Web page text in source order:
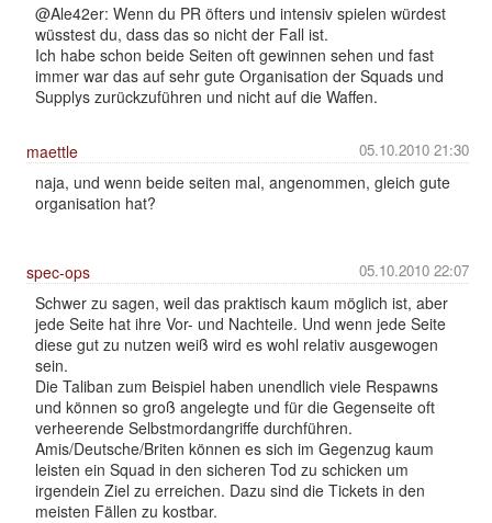
@Ale42er: Wenn du PR öfters und intensiv spielen würdest
wüsstest du, dass das so nicht der Fall ist.
Ich habe schon beide Seiten oft gewinnen sehen und fast
immer war das auf sehr gute Organisation der Squads und
Supplys zurückzuführen und nicht auf die Waffen.
05.10.2010 21:30
maettle
naja, und wenn beide seiten mal, angenommen, gleich gute
organisation hat?
05.10.2010 22:07
spec-ops
Schwer zu sagen, weil das praktisch kaum möglich ist, aber
jede Seite hat ihre Vor- und Nachteile. Und wenn jede Seite
diese gut zu nutzen weiß wird es wohl relativ ausgewogen
sein.
Die Taliban zum Beispiel haben unendlich viele Respawns
und können so groß angelegte und für die Gegenseite oft
verheerende Selbstmordangriffe durchführen.
Amis/Deutsche/Briten können es sich im Gegenzug kaum
leisten ein Squad in den sicheren Tod zu schicken um
irgendein Ziel zu erreichen. Dazu sind die Tickets in den
meisten Fällen zu kostbar.